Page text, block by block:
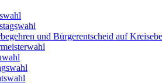
und Bürgerentscheid auf